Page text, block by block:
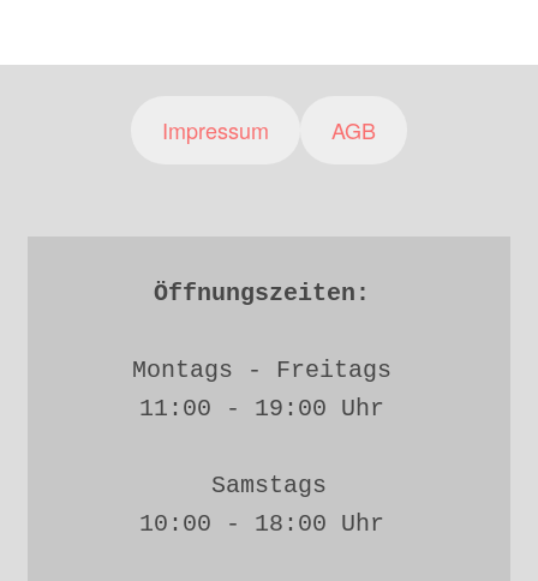
Impressum AGB
Öffnungszeiten:
Montags - Freitags
11:00 - 19:00 Uhr
Samstags
10:00 - 18:00 Uhr